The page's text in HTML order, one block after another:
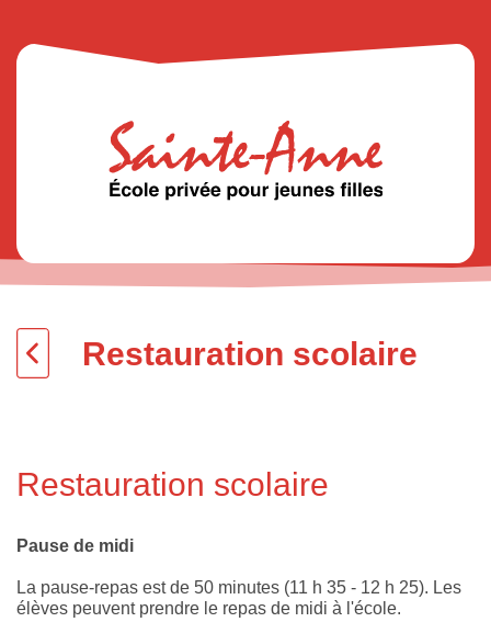
Restauration scolaire
Restauration scolaire
Pause de midi
La pause-repas est de 50 minutes (11 h 35 - 12 h 25). Les
élèves peuvent prendre le repas de midi à l'école.